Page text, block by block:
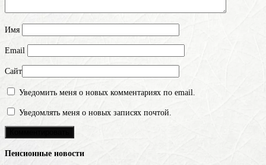
Имя
Email
Сайт
Уведомить меня о новых комментариях по email.
Уведомлять меня о новых записях почтой.
Пенсионные новости